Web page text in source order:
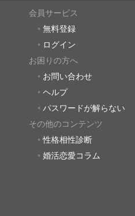
会員サービス
無料登録
ログイン
お困りの方へ
お問い合わせ
ヘルプ
パスワードが解らない
その他のコンテンツ
性格相性診断
婚活恋愛コラム